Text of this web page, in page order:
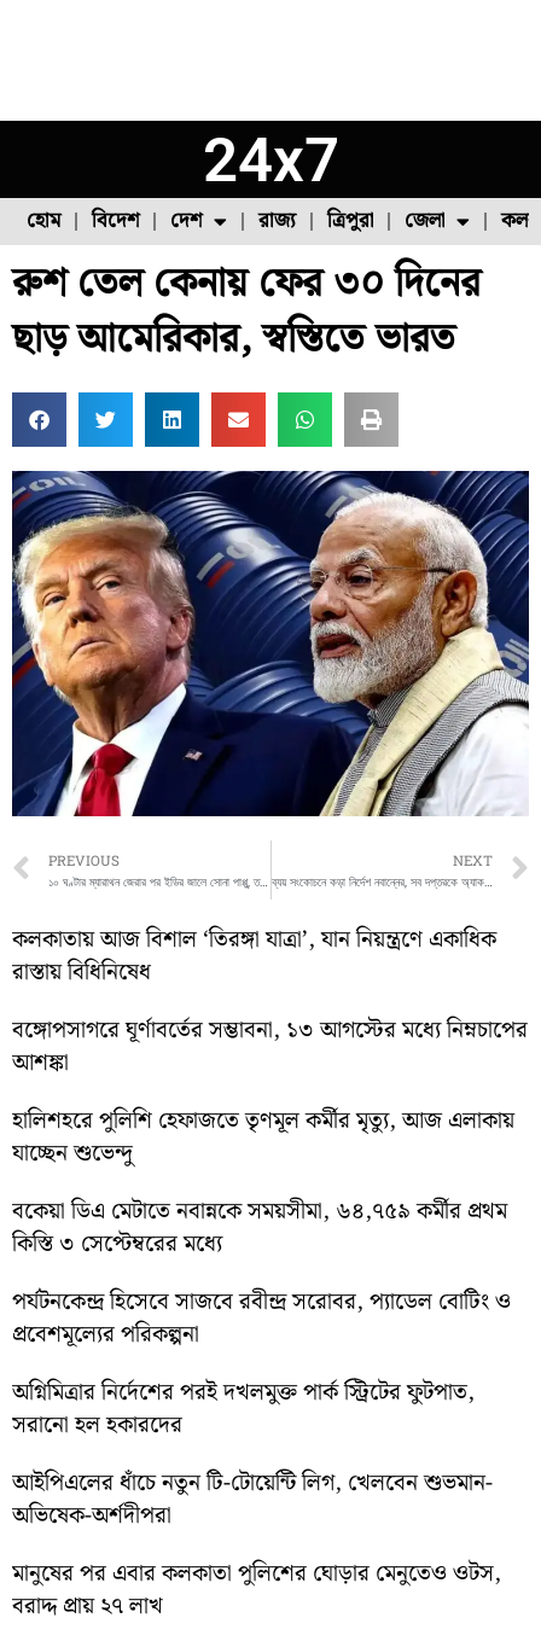
24x7
হোম বিদেশ দেশ
ফুল চাষ ফল চাষ মাছ চাষ পোল্ট্রি চাষ
রাজ্য ত্রিপুরা জেলা
উত্তর ২৪ পরগনা
রুশ তেল কেনায় ফের ৩০ দিনের
ছাড় আমেরিকার, স্বস্তিতে ভারত
Prev
PREVIOUS
১০ ঘণ্টার ম্যারাথন জেরার পর ইডির জালে সোনা পাপ্পু, তথ্য গোপনের অভিযোগ
NEXT
ব্যয় সংকোচনে কড়া নির্দেশ নবান্নের, সব দপ্তরকে অ্যাকশন প্ল্যান তৈরির নির্দেশ
কলকাতায় আজ বিশাল ‘তিরঙ্গা যাত্রা’, যান নিয়ন্ত্রণে একাধিক
রাস্তায় বিধিনিষেধ
বঙ্গোপসাগরে ঘূর্ণাবর্তের সম্ভাবনা, ১৩ আগস্টের মধ্যে নিম্নচাপের
আশঙ্কা
হালিশহরে পুলিশি হেফাজতে তৃণমূল কর্মীর মৃত্যু, আজ এলাকায়
যাচ্ছেন শুভেন্দু
বকেয়া ডিএ মেটাতে নবান্নকে সময়সীমা, ৬৪,৭৫৯ কর্মীর প্রথম
কিস্তি ৩ সেপ্টেম্বরের মধ্যে
পর্যটনকেন্দ্র হিসেবে সাজবে রবীন্দ্র সরোবর, প্যাডেল বোটিং ও
প্রবেশমূল্যের পরিকল্পনা
অগ্নিমিত্রার নির্দেশের পরই দখলমুক্ত পার্ক স্ট্রিটের ফুটপাত,
সরানো হল হকারদের
আইপিএলের ধাঁচে নতুন টি-টোয়েন্টি লিগ, খেলবেন শুভমান-
অভিষেক-অর্শদীপরা
মানুষের পর এবার কলকাতা পুলিশের ঘোড়ার মেনুতেও ওটস,
বরাদ্দ প্রায় ২৭ লাখ